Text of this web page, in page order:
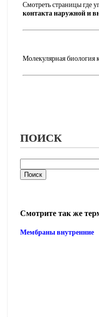
Смотреть страницы где
контакта наружной и
Молекулярная биология
ПОИСК
Смотрите так же
Мембраны внутренние